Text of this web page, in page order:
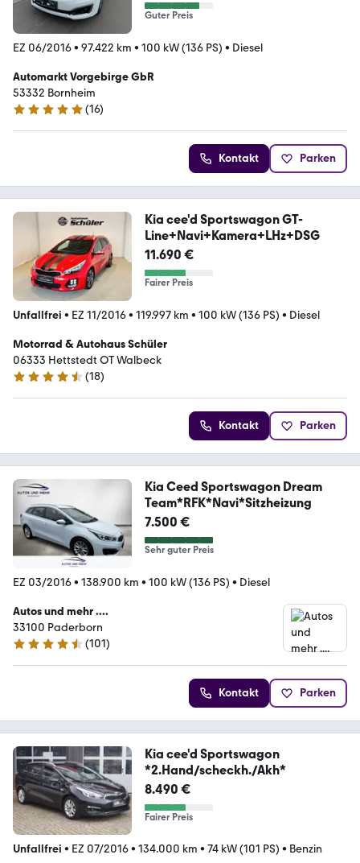
Guter Preis
EZ 06/2016• 97.422 km • 100 kW (136 PS) • Diesel
Automarkt Vorgebirge GbR
53332 Bornheim
5 Sterne
(16)
Kontakt Parken
Kia cee'd Sportswagon GT-
Line+Navi+Kamera+LHz+DSG
11.690 €
Fairer Preis
Unfallfrei • EZ 11/2016• 119.997 km • 100 kW (136 PS) • Diesel
Motorrad & Autohaus Schüler
06333 Hettstedt OT Walbeck
4.7 Sterne
(18)
Kontakt Parken
Kia Ceed Sportswagon Dream
Team*RFK*Navi*Sitzheizung
7.500 €
Sehr guter Preis
EZ 03/2016• 138.900 km • 100 kW (136 PS) • Diesel
Autos und mehr ....
33100 Paderborn
4.6 Sterne
(101)
Kontakt Parken
Kia cee'd Sportswagon
*2.Hand/scheckh./Akh*
8.490 €
Fairer Preis
Unfallfrei • EZ 07/2016• 134.000 km • 74 kW (101 PS) • Benzin